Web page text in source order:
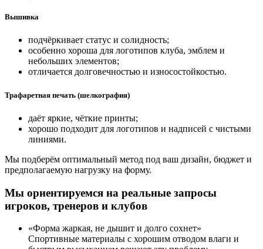
Вышивка
подчёркивает статус и солидность;
особенно хороша для логотипов клуба, эмблем и
небольших элементов;
отличается долговечностью и износостойкостью.
Трафаретная печать (шелкография)
даёт яркие, чёткие принты;
хорошо подходит для логотипов и надписей с чистыми
линиями.
Мы подберём оптимальный метод под ваш дизайн, бюджет и
предполагаемую нагрузку на форму.
Мы ориентируемся на реальные запросы
игроков, тренеров и клубов
«Форма жаркая, не дышит и долго сохнет»
Спортивные материалы с хорошим отводом влаги и